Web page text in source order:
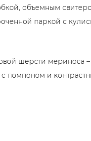
объемным
паркой с
шерсти мериноса
с помпоном и